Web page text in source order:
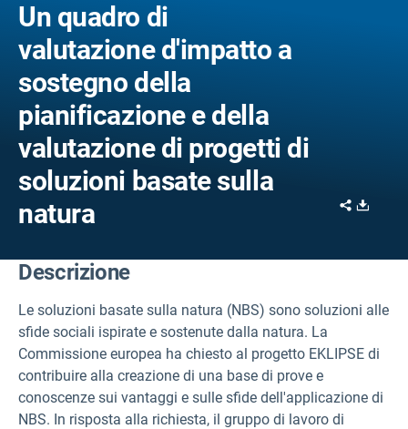
Un quadro di
valutazione d'impatto a
sostegno della
pianificazione e della
valutazione di progetti di
soluzioni basate sulla
natura
Share
Descrizione
Le soluzioni basate sulla natura (NBS) sono soluzioni alle
sfide sociali ispirate e sostenute dalla natura. La
Commissione europea ha chiesto al progetto EKLIPSE di
contribuire alla creazione di una base di prove e
conoscenze sui vantaggi e sulle sfide dell'applicazione di
NBS. In risposta alla richiesta, il gruppo di lavoro di